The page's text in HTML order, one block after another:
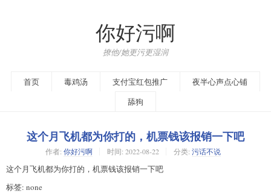
你好污啊
撩他/她更污更湿润
首页 毒鸡汤 支付宝红包推广
夜半心声点心铺
舔狗
这个月飞机都为你打的，机票钱该报销一下吧
作者: 你好污啊 时间: 2022-08-22 分类: 污话不说
这个月飞机都为你打的，机票钱该报销一下吧
标签: none